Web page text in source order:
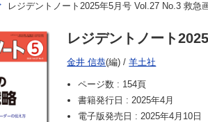
レジデントノート2025年5月号 Vol.27 No.3 救急
レジデントノート
金井 信恭(編) /羊土社
ページ数 : 154頁
書籍発行日 :2025年4月
電子版発売日 :2025年4月10日